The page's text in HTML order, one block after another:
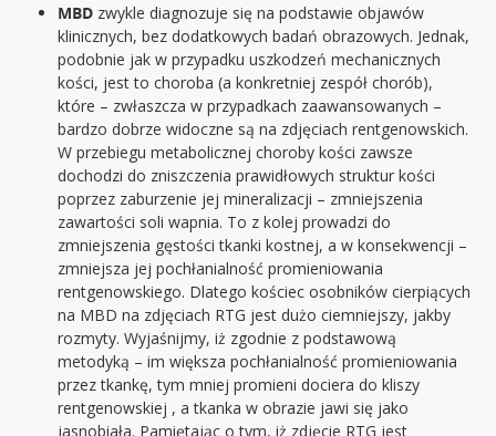
MBD zwykle diagnozuje się na podstawie objawów
klinicznych, bez dodatkowych badań obrazowych. Jednak,
podobnie jak w przypadku uszkodzeń mechanicznych
kości, jest to choroba (a konkretniej zespół chorób),
które – zwłaszcza w przypadkach zaawansowanych –
bardzo dobrze widoczne są na zdjęciach rentgenowskich.
W przebiegu metabolicznej choroby kości zawsze
dochodzi do zniszczenia prawidłowych struktur kości
poprzez zaburzenie jej mineralizacji – zmniejszenia
zawartości soli wapnia. To z kolej prowadzi do
zmniejszenia gęstości tkanki kostnej, a w konsekwencji –
zmniejsza jej pochłanialność promieniowania
rentgenowskiego. Dlatego kościec osobników cierpiących
na MBD na zdjęciach RTG jest dużo ciemniejszy, jakby
rozmyty. Wyjaśnijmy, iż zgodnie z podstawową
metodyką – im większa pochłanialność promieniowania
przez tkankę, tym mniej promieni dociera do kliszy
rentgenowskiej , a tkanka w obrazie jawi się jako
jasnobiała. Pamiętając o tym, iż zdjęcie RTG jest